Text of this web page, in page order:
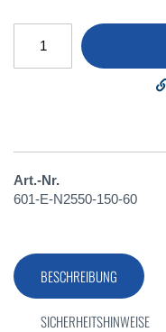
Art.-Nr.
601-E-N2550-150-60
BESCHREIBUNG
SICHERHEITSHINWEISE